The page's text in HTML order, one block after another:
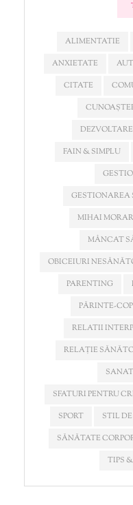
ALIMENTATIE
ANXIETATE
CITATE
FAIN & SIMPLU
GESTIONAREA
MIHAI MORAR
MÂNCAT
OBICEIURI
PARENTING
PĂRINTE-
RELATII
RELAȚIE
SFATURI PENTRU
SPORT
STIL
SĂNĂTATE
TIPS